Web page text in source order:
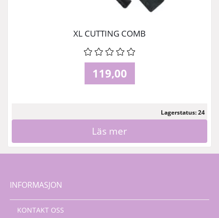
XL CUTTING COMB
119,00
Lagerstatus: 24
Läs mer
INFORMASJON
KONTAKT OSS